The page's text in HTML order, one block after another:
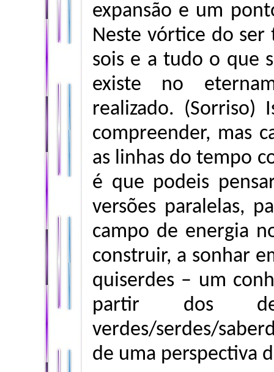
expansão e um
Neste vórtice do ser
sois e a tudo o que
existe no
realizado.
compreender, mas
as linhas do tempo
é que podeis
versões paralelas,
campo de energia
construir, a sonhar
quiserdes – um
partir dos
verdes/serdes/
de uma perspectiva